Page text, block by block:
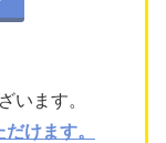
います。
けます。